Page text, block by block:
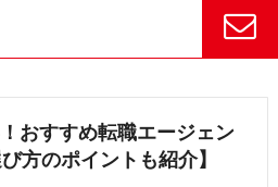
おすすめ転職エージェン
方のポイントも紹介】